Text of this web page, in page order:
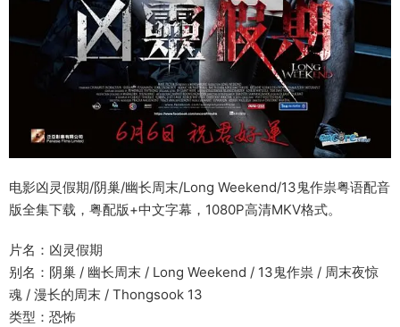
电影凶灵假期/阴巢/幽长周末/Long Weekend/13鬼作祟粤语配音
版全集下载，粤配版+中文字幕，1080P高清MKV格式。
片名：凶灵假期
别名：阴巢 / 幽长周末 / Long Weekend / 13鬼作祟 / 周末夜惊
魂 / 漫长的周末 / Thongsook 13
类型：恐怖